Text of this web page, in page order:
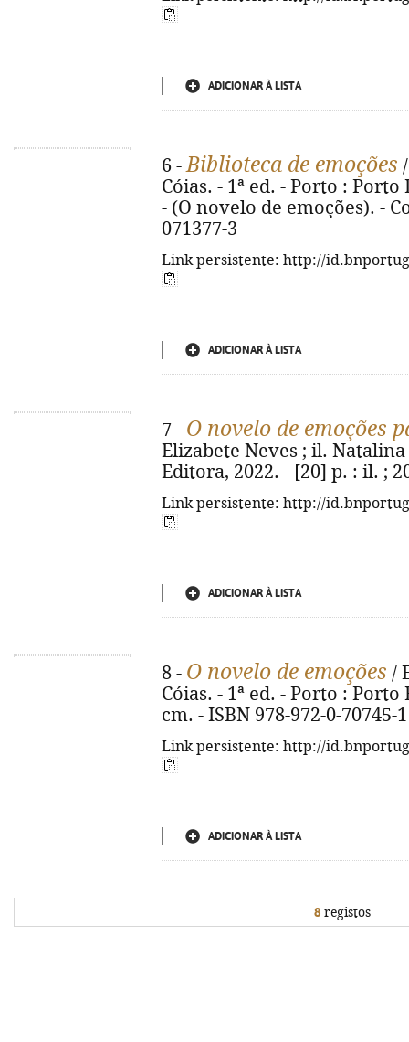
ADICIONAR À LISTA
6 -Biblioteca de emoções
Cóias. - 1ª ed. - Porto :
- (O novelo de emoções). -
071377-3
Link persistente: http://
ADICIONAR À LISTA
7 - O novelo de emoções
Elizabete Neves ; il. Natalina
Editora, 2022. - [20] p. : il. ;
Link persistente: http://
ADICIONAR À LISTA
8 - O novelo de emoções /
Cóias. - 1ª ed. - Porto :
cm. - ISBN 978-972-0-70745-1
Link persistente: http://
ADICIONAR À LISTA
8 registos